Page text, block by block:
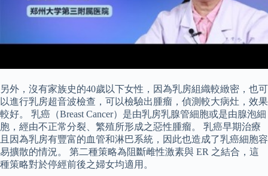
另外，沒有家族史的40歲以下女性，因為乳房組織較緻密，也可
以進行乳房超音波檢查，可以檢驗出腫瘤，偵測較大病灶，效果
較好。 乳癌（Breast Cancer）是由乳房乳腺管細胞或是由腺泡細
胞，經由不正常分裂、繁殖所形成之惡性腫瘤。 乳癌早期治療
且因為乳房有豐富的血管和淋巴系統，因此也造成了乳癌細胞容
易擴散的情況。 第二種策略為阻斷雌性激素與 ER 之結合，這
種策略對於停經前後之婦女均適用。